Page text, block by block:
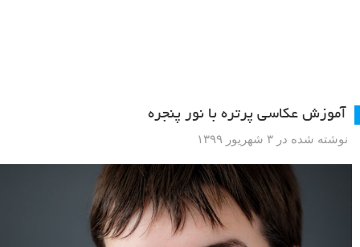
آموزش عکاسی پرتره با نور پنجره
نوشته شده در ۳ شهریور ۱۳۹۹